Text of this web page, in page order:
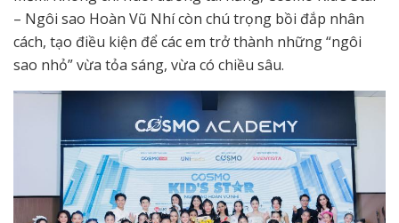
– Ngôi sao Hoàn Vũ Nhí còn chú trọng bồi đắp nhân
cách, tạo điều kiện để các em trở thành những “ngôi
sao nhỏ” vừa tỏa sáng, vừa có chiều sâu.